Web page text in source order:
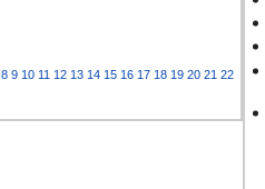
8 9 10 11 12 13 14 15 16 17 18 19 20 21 22